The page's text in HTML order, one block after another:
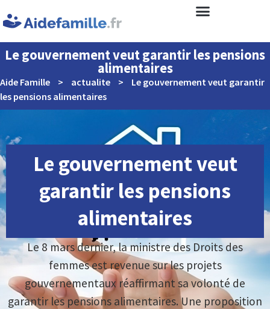
Le gouvernement veut garantir les pensions
alimentaires
Aide Famille > actualite >
Le gouvernement veut garantir
les pensions alimentaires
Le gouvernement veut
garantir les pensions
alimentaires
Le 8 mars dernier, la ministre des Droits des
femmes est revenue sur les projets
gouvernementaux réaffirmant sa volonté de
garantir les pensions alimentaires. Une proposition